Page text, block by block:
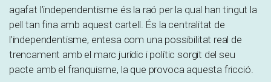
agafat l’independentisme és la raó per la qual han tingut la
pell tan fina amb aquest cartell. És la centralitat de
l’independentisme, entesa com una possibilitat real de
trencament amb el marc jurídic i polític sorgit del seu
pacte amb el franquisme, la que provoca aquesta fricció.